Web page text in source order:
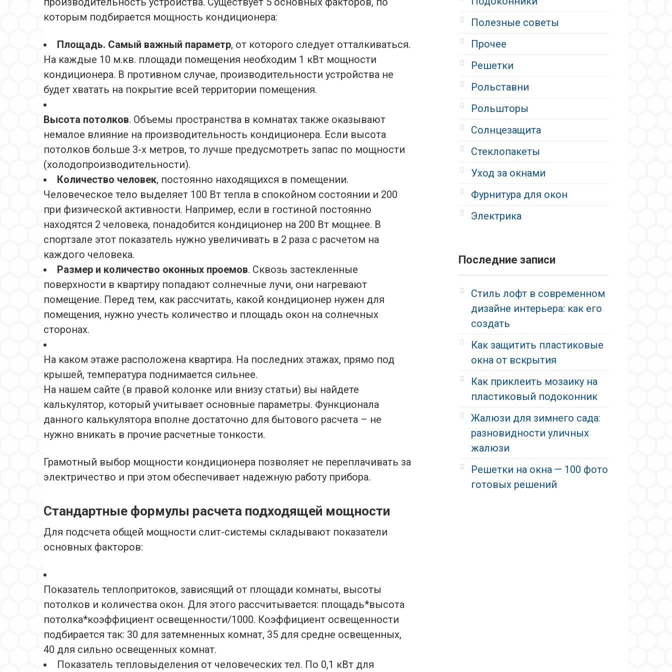
которым подбирается мощность кондиционера:
Площадь. Самый важный параметр, от которого следует отталкиваться.
На каждые 10 м.кв. площади помещения необходим 1 кВт мощности
кондиционера. В противном случае, производительности устройства не
будет хватать на покрытие всей территории помещения.
Высота потолков. Объемы пространства в комнатах также оказывают
немалое влияние на производительность кондиционера. Если высота
потолков больше 3-х метров, то лучше предусмотреть запас по мощности
(холодопроизводительности).
Количество человек, постоянно находящихся в помещении.
Человеческое тело выделяет 100 Вт тепла в спокойном состоянии и 200
при физической активности. Например, если в гостиной постоянно
находятся 2 человека, понадобится кондиционер на 200 Вт мощнее. В
спортзале этот показатель нужно увеличивать в 2 раза с расчетом на
каждого человека.
Размер и количество оконных проемов. Сквозь застекленные
поверхности в квартиру попадают солнечные лучи, они нагревают
помещение. Перед тем, как рассчитать, какой кондиционер нужен для
помещения, нужно учесть количество и площадь окон на солнечных
сторонах.
На каком этаже расположена квартира. На последних этажах, прямо под
крышей, температура поднимается сильнее.
На нашем сайте (в правой колонке или внизу статьи) вы найдете
калькулятор, который учитывает основные параметры. Функционала
данного калькулятора вполне достаточно для бытового расчета – не
нужно вникать в прочие расчетные тонкости.
Грамотный выбор мощности кондиционера позволяет не переплачивать за
электричество и при этом обеспечивает надежную работу прибора.
Стандартные формулы расчета подходящей мощности
Для подсчета общей мощности слит-системы складывают показатели
основных факторов:
Показатель теплопритоков, зависящий от площади комнаты, высоты
потолков и количества окон. Для этого рассчитывается: площадь*высота
потолка*коэффициент освещенности/1000. Коэффициент освещенности
подбирается так: 30 для затемненных комнат, 35 для средне освещенных,
40 для сильно освещенных комнат.
Показатель тепловыделения от человеческих тел. По 0,1 кВт для
Полезные советы
Прочее
Решетки
Рольставни
Рольшторы
Солнцезащита
Стеклопакеты
Уход за окнами
Фурнитура для окон
Электрика
Последние записи
Стиль лофт в современном
дизайне интерьера: как его
создать
Как защитить пластиковые
окна от вскрытия
Как приклеить мозаику на
пластиковый подоконник
Жалюзи для зимнего сада:
разновидности уличных
жалюзи
Решетки на окна — 100 фото
готовых решений